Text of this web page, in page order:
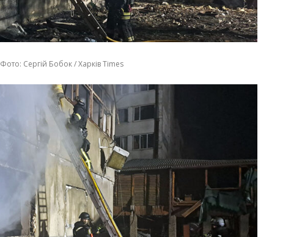
Фото: Сергій Бобок / Харків Times